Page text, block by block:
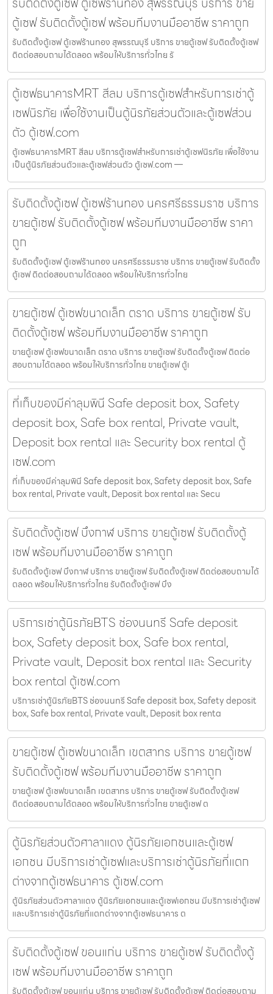
ตู้เซฟ รับติดตั้งตู้เซฟ พร้อมทีมงานมืออาชีพ ราคาถูก
รับติดตั้งตู้เซฟ ตู้เซฟร้านทอง สุพรรณบุรี บริการ ขายตู้เซฟ รับติดตั้งตู้เซฟ
ติดต่อสอบถามได้ตลอด พร้อมให้บริการทั่วไทย รั
ตู้เซฟธนาคารMRT สีลม บริการตู้เซฟสำหรับการเช่าตู้
เซฟนิรภัย เพื่อใช้งานเป็นตู้นิรภัยส่วนตัวและตู้เซฟส่วน
ตัว ตู้เซฟ.com
ตู้เซฟธนาคารMRT สีลม บริการตู้เซฟสำหรับการเช่าตู้เซฟนิรภัย เพื่อใช้งาน
เป็นตู้นิรภัยส่วนตัวและตู้เซฟส่วนตัว ตู้เซฟ.com —
รับติดตั้งตู้เซฟ ตู้เซฟร้านทอง นครศรีธรรมราช บริการ
ขายตู้เซฟ รับติดตั้งตู้เซฟ พร้อมทีมงานมืออาชีพ ราคา
ถูก
รับติดตั้งตู้เซฟ ตู้เซฟร้านทอง นครศรีธรรมราช บริการ ขายตู้เซฟ รับติดตั้ง
ตู้เซฟ ติดต่อสอบถามได้ตลอด พร้อมให้บริการทั่วไทย
ขายตู้เซฟ ตู้เซฟขนาดเล็ก ตราด บริการ ขายตู้เซฟ รับ
ติดตั้งตู้เซฟ พร้อมทีมงานมืออาชีพ ราคาถูก
ขายตู้เซฟ ตู้เซฟขนาดเล็ก ตราด บริการ ขายตู้เซฟ รับติดตั้งตู้เซฟ ติดต่อ
สอบถามได้ตลอด พร้อมให้บริการทั่วไทย ขายตู้เซฟ ตู้เ
ที่เก็บของมีค่าลุมพินี Safe deposit box, Safety
deposit box, Safe box rental, Private vault,
Deposit box rental และ Security box rental ตู้
เซฟ.com
ที่เก็บของมีค่าลุมพินี Safe deposit box, Safety deposit box, Safe
box rental, Private vault, Deposit box rental และ Secu
รับติดตั้งตู้เซฟ บึงกาฬ บริการ ขายตู้เซฟ รับติดตั้งตู้
เซฟ พร้อมทีมงานมืออาชีพ ราคาถูก
รับติดตั้งตู้เซฟ บึงกาฬ บริการ ขายตู้เซฟ รับติดตั้งตู้เซฟ ติดต่อสอบถามได้
ตลอด พร้อมให้บริการทั่วไทย รับติดตั้งตู้เซฟ บึง
บริการเช่าตู้นิรภัยBTS ช่องนนทรี Safe deposit
box, Safety deposit box, Safe box rental,
Private vault, Deposit box rental และ Security
box rental ตู้เซฟ.com
บริการเช่าตู้นิรภัยBTS ช่องนนทรี Safe deposit box, Safety deposit
box, Safe box rental, Private vault, Deposit box renta
ขายตู้เซฟ ตู้เซฟขนาดเล็ก เขตสาทร บริการ ขายตู้เซฟ
รับติดตั้งตู้เซฟ พร้อมทีมงานมืออาชีพ ราคาถูก
ขายตู้เซฟ ตู้เซฟขนาดเล็ก เขตสาทร บริการ ขายตู้เซฟ รับติดตั้งตู้เซฟ
ติดต่อสอบถามได้ตลอด พร้อมให้บริการทั่วไทย ขายตู้เซฟ ต
ตู้นิรภัยส่วนตัวศาลาแดง ตู้นิรภัยเอกชนและตู้เซฟ
เอกชน มีบริการเช่าตู้เซฟและบริการเช่าตู้นิรภัยที่แตก
ต่างจากตู้เซฟธนาคาร ตู้เซฟ.com
ตู้นิรภัยส่วนตัวศาลาแดง ตู้นิรภัยเอกชนและตู้เซฟเอกชน มีบริการเช่าตู้เซฟ
และบริการเช่าตู้นิรภัยที่แตกต่างจากตู้เซฟธนาคาร ต
รับติดตั้งตู้เซฟ ขอนแก่น บริการ ขายตู้เซฟ รับติดตั้งตู้
เซฟ พร้อมทีมงานมืออาชีพ ราคาถูก
รับติดตั้งตู้เซฟ ขอนแก่น บริการ ขายตู้เซฟ รับติดตั้งตู้เซฟ ติดต่อสอบถาม